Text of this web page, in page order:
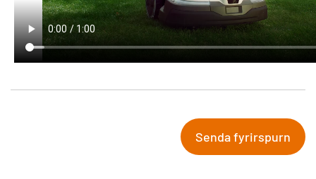
Senda fyrirspurn